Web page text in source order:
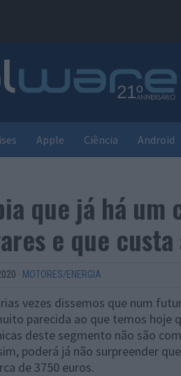
Apple Ciência Android
que já há
e que
· MOTORES/ENERGIA
vezes dissemos que num
parecida ao que temos hoje
deste segmento não são
poderá já não surpreender
de 3750 euros.